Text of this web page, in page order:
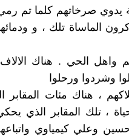
صرخاتهم كلما تم
الماساة تلك ، و
واهل الحي . هناك
وشردوا ورحلوا
، هناك مئات المقابر
، تلك المقابر الذي
حسين وعلي كيمياوي